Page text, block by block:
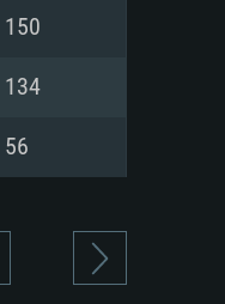
)
150
134
56